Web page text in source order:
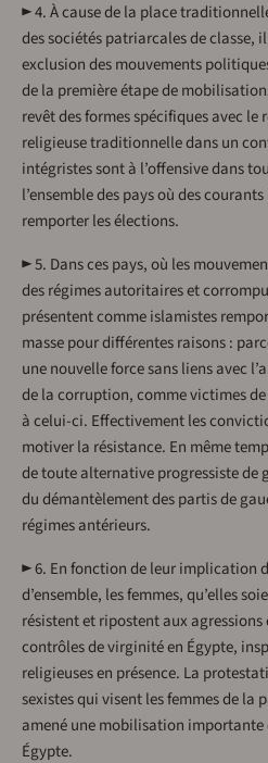
► 4. À cause de la place
des sociétés patriarcales de classe,
exclusion des mouvements
de la première étape de
revêt des formes spécifiques avec le
religieuse traditionnelle dans un
intégristes sont à l’offensive dans
l’ensemble des pays où des
remporter les élections.
► 5. Dans ces pays, où les
des régimes autoritaires et
présentent comme islamistes
masse pour différentes raisons :
une nouvelle force sans liens avec
de la corruption, comme victimes
à celui-ci. Effectivement les
motiver la résistance. En même
de toute alternative progressiste de
du démantèlement des partis de
régimes antérieurs.
► 6. En fonction de leur implication
d’ensemble, les femmes, qu’elles
résistent et ripostent aux
contrôles de virginité en Égypte,
religieuses en présence. La
sexistes qui visent les femmes de la
amené une mobilisation importante
Égypte.